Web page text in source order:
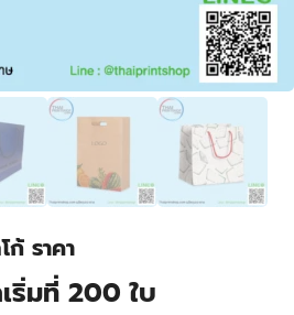
ก้ ราคา
ริ่มที่ 200 ใบ